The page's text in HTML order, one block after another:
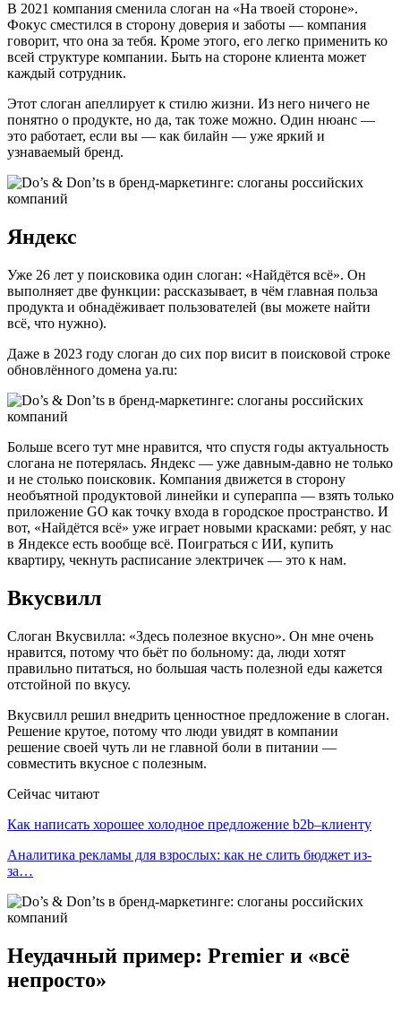
В 2021 компания сменила слоган на «На твоей стороне».
Фокус сместился в сторону доверия и заботы — компания
говорит, что она за тебя. Кроме этого, его легко применить ко
всей структуре компании. Быть на стороне клиента может
каждый сотрудник.
Этот слоган апеллирует к стилю жизни. Из него ничего не
понятно о продукте, но да, так тоже можно. Один нюанс —
это работает, если вы — как билайн — уже яркий и
узнаваемый бренд.
Яндекс
Уже 26 лет у поисковика один слоган: «Найдётся всё». Он
выполняет две функции: рассказывает, в чём главная польза
продукта и обнадёживает пользователей (вы можете найти
всё, что нужно).
Даже в 2023 году слоган до сих пор висит в поисковой строке
обновлённого домена ya.ru:
Больше всего тут мне нравится, что спустя годы актуальность
слогана не потерялась. Яндекс — уже давным-давно не только
и не столько поисковик. Компания движется в сторону
необъятной продуктовой линейки и супераппа — взять только
приложение GO как точку входа в городское пространство. И
вот, «Найдётся всё» уже играет новыми красками: ребят, у нас
в Яндексе есть вообще всё. Поиграться с ИИ, купить
квартиру, чекнуть расписание электричек — это к нам.
Вкусвилл
Слоган Вкусвилла: «Здесь полезное вкусно». Он мне очень
нравится, потому что бьёт по больному: да, люди хотят
правильно питаться, но большая часть полезной еды кажется
отстойной по вкусу.
Вкусвилл решил внедрить ценностное предложение в слоган.
Решение крутое, потому что люди увидят в компании
решение своей чуть ли не главной боли в питании —
совместить вкусное с полезным.
Сейчас читают
Как написать хорошее холодное предложение b2b–клиенту
Аналитика рекламы для взрослых: как не слить бюджет из-
за…
Неудачный пример: Premier и «всё
непросто»